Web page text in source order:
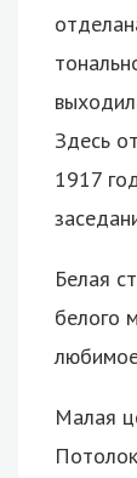
Здесь
1917
Белая
белого
Малая